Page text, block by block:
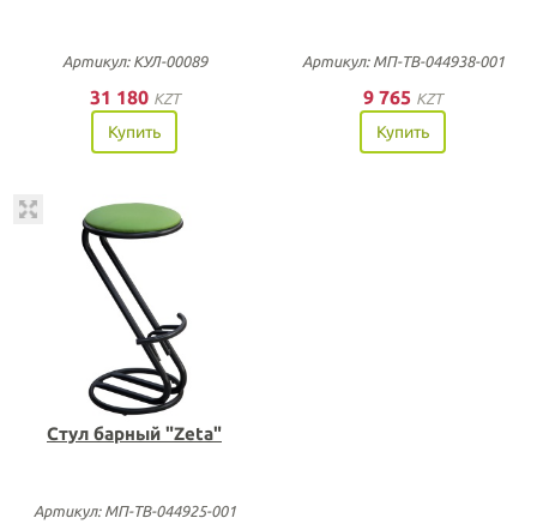
Артикул: КУЛ-00089
31 180 KZT
Купить
Артикул: МП-ТВ-044938-001
9 765 KZT
Купить
Стул барный "Zeta"
Артикул: МП-ТВ-044925-001